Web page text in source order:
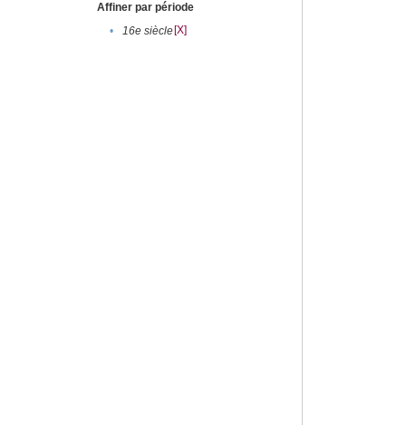
Affiner par période
•
16e siècle[X]